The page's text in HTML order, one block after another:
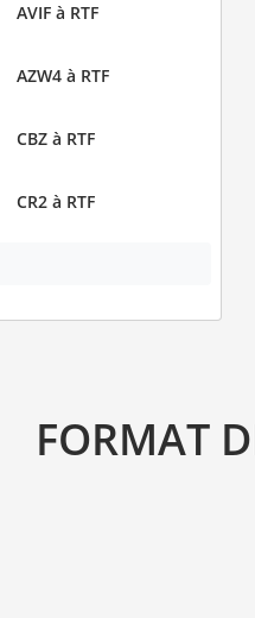
AVIF à RTF
AZW4 à RTF
CBZ à RTF
CR2 à RTF
FORMAT